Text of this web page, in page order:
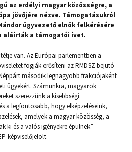
az erdélyi magyar közösségre, a
jövőjére nézve. Támogatásukról
ügyvezető elnök felkérésére
aláírták a támogatói ívet.
van. Az Európai parlementben a
fogják erősíteni az RMDSZ bejutó
második legnagyobb frakciójaként
ügyekért. Számunkra, magyarok
szerezzünk a kisebbségi
a legfontosabb, hogy elképzeléseink,
amelyek a magyar közösség, a
ki és a valós igényekre épülnek” –
képviselőjelölt.